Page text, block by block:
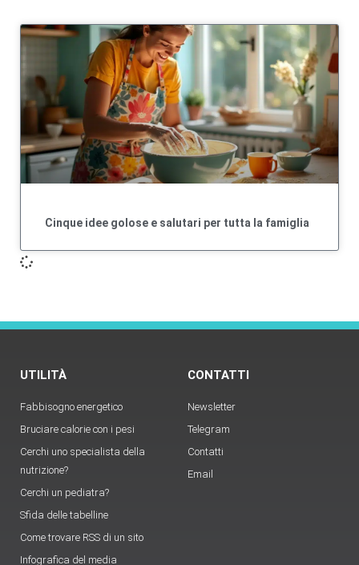
Cinque idee golose e salutari per tutta la famiglia
UTILITÀ
Fabbisogno energetico
Bruciare calorie con i pesi
Cerchi uno specialista della
nutrizione?
Cerchi un pediatra?
Sfida delle tabelline
Come trovare RSS di un sito
Infografica del media
CONTATTI
Newsletter
Telegram
Contatti
Email